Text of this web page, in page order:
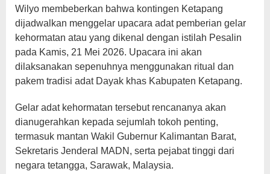
Wilyo membeberkan bahwa kontingen Ketapang
dijadwalkan menggelar upacara adat pemberian gelar
kehormatan atau yang dikenal dengan istilah Pesalin
pada Kamis, 21 Mei 2026. Upacara ini akan
dilaksanakan sepenuhnya menggunakan ritual dan
pakem tradisi adat Dayak khas Kabupaten Ketapang.
Gelar adat kehormatan tersebut rencananya akan
dianugerahkan kepada sejumlah tokoh penting,
termasuk mantan Wakil Gubernur Kalimantan Barat,
Sekretaris Jenderal MADN, serta pejabat tinggi dari
negara tetangga, Sarawak, Malaysia.